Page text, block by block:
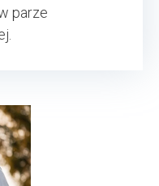
parze